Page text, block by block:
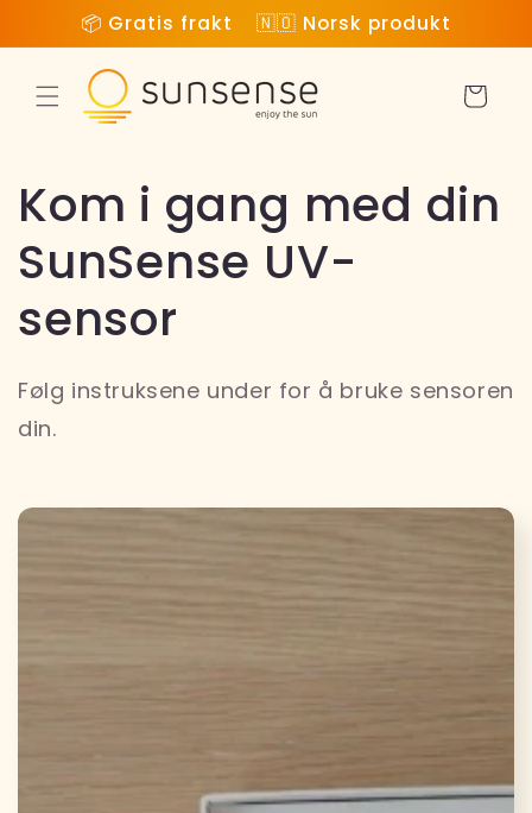
videre til
innholdet
📦 Gratis frakt 🇳🇴 Norsk produkt
Kom i gang med din
SunSense UV-
sensor
Følg instruksene under for å bruke sensoren
din.